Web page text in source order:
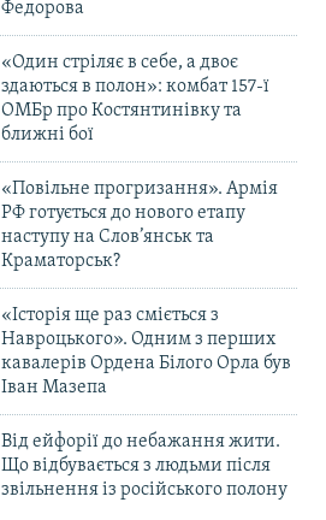
Федорова
«Один стріляє в себе, а двоє
здаються в полон»: комбат 157-ї
ОМБр про Костянтинівку та
ближні бої
«Повільне прогризання». Армія
РФ готується до нового етапу
наступу на Слов’янськ та
Краматорськ?
«Історія ще раз сміється з
Навроцького». Одним з перших
кавалерів Ордена Білого Орла був
Іван Мазепа
Від ейфорії до небажання жити.
Що відбувається з людьми після
звільнення із російського полону